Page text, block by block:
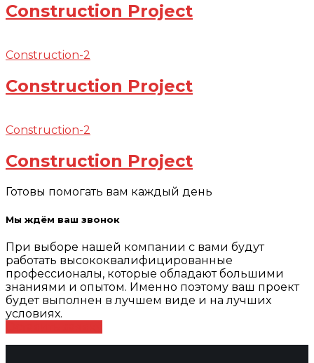
Construction Project
Construction-2
Construction Project
Construction-2
Construction Project
Готовы помогать вам каждый день
Мы ждём ваш звонок
При выборе нашей компании с вами будут
работать высококвалифицированные
профессионалы, которые обладают большими
знаниями и опытом. Именно поэтому ваш проект
будет выполнен в лучшем виде и на лучших
условиях.